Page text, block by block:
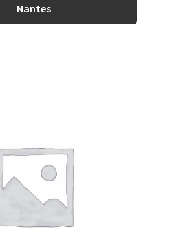
Nantes